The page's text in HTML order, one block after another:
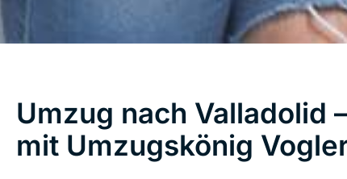
Umzug nach Valladolid
mit Umzugskönig